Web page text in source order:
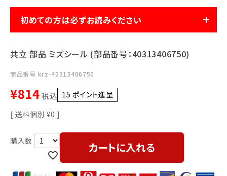
作業用品
補修部品
レンタル
利用ガイド
初めての方は必ずお読みください
共立 部品 ミズシール (部品番号：40313406750)
商品番号 krz-40313406750
¥814税込 15 ポイント進呈 ]
送料個別 ¥0
カートに入れる